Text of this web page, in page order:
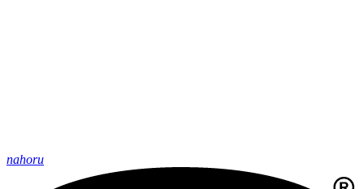
nahoru